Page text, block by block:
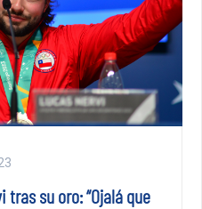
tras su oro: “Ojalá que